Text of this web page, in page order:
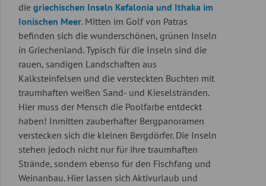
die griechischen Inseln Kefalonia und Ithaka im
Ionischen Meer.Mitten im Golf von Patras
befinden sich die wunderschönen, grünen Inseln
in Griechenland. Typisch für die Inseln sind die
rauen, sandigen Landschaften aus
Kalksteinfelsen und die versteckten Buchten mit
traumhaften weißen Sand- und Kieselstränden.
Hier muss der Mensch die Poolfarbe entdeckt
haben! Inmitten zauberhafter Bergpanoramen
verstecken sich die kleinen Bergdörfer. Die Inseln
stehen jedoch nicht nur für ihre traumhaften
Strände, sondern ebenso für den Fischfang und
Weinanbau. Hier lassen sich Aktivurlaub und